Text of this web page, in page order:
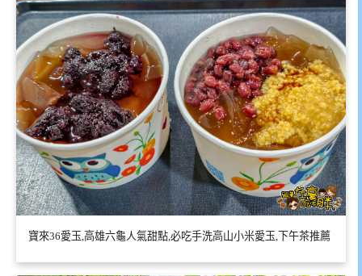
寶來36愛玉,高雄六龜人氣甜點,必吃手洗高山小米愛玉,下午茶推薦